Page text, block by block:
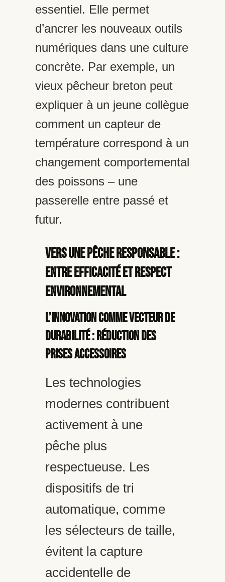
essentiel. Elle permet
d’ancrer les nouveaux outils
numériques dans une culture
concrète. Par exemple, un
vieux pêcheur breton peut
expliquer à un jeune collègue
comment un capteur de
température correspond à un
changement comportemental
des poissons – une
passerelle entre passé et
futur.
Vers une Pêche Responsable :
entre Efficacité et Respect
Environnemental
L’innovation comme vecteur de
durabilité : réduction des
prises accessoires
Les technologies
modernes contribuent
activement à une
pêche plus
respectueuse. Les
dispositifs de tri
automatique, comme
les sélecteurs de taille,
évitent la capture
accidentelle de